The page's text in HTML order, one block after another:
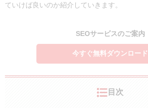
ていけば良いのか紹介していきます。
SEOサービスのご案内
今すぐ無料ダウンロード
目次